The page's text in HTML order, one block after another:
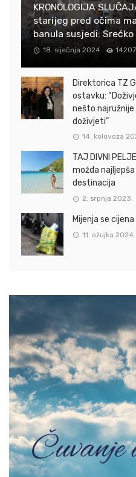
KRONOLOGIJA
starijeg pred očima
banula susjedi: Srećko
18. siječnja 2024.
Direktorica TZ
ostavku:
nešto
doživjeti”
14. kolovoza
TAJ DIVNI
možda
destinacija
2. srpnja 2023.
Mijenja se
11. ožujka 2024.